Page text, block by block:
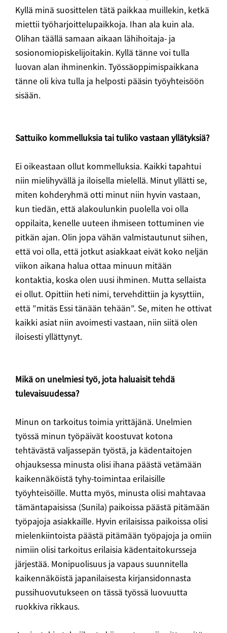
Kyllä minä suosittelen tätä paikkaa muillekin, ketkä
miettii työharjoittelupaikkoja. Ihan ala kuin ala.
Olihan täällä samaan aikaan lähihoitaja- ja
sosionomiopiskelijoitakin. Kyllä tänne voi tulla
luovan alan ihminenkin. Työssäoppimispaikkana
tänne oli kiva tulla ja helposti pääsin työyhteisöön
sisään.
Sattuiko kommelluksia tai tuliko vastaan yllätyksiä?
Ei oikeastaan ollut kommelluksia. Kaikki tapahtui
niin mielihyvällä ja iloisella mielellä. Minut yllätti se,
miten kohderyhmä otti minut niin hyvin vastaan,
kun tiedän, että alakoulunkin puolella voi olla
oppilaita, kenelle uuteen ihmiseen tottuminen vie
pitkän ajan. Olin jopa vähän valmistautunut siihen,
että voi olla, että jotkut asiakkaat eivät koko neljän
viikon aikana halua ottaa minuun mitään
kontaktia, koska olen uusi ihminen. Mutta sellaista
ei ollut. Opittiin heti nimi, tervehdittiin ja kysyttiin,
että ”mitäs Essi tänään tehään”. Se, miten he ottivat
kaikki asiat niin avoimesti vastaan, niin siitä olen
iloisesti yllättynyt.
Mikä on unelmiesi työ, jota haluaisit tehdä
tulevaisuudessa?
Minun on tarkoitus toimia yrittäjänä. Unelmien
työssä minun työpäivät koostuvat kotona
tehtävästä valjassepän työstä, ja kädentaitojen
ohjauksessa minusta olisi ihana päästä vetämään
kaikennäköistä tyhy-toimintaa erilaisille
työyhteisöille. Mutta myös, minusta olisi mahtavaa
tämäntapaisissa (Sunila) paikoissa päästä pitämään
työpajoja asiakkaille. Hyvin erilaisissa paikoissa olisi
mielenkiintoista päästä pitämään työpajoja ja omiin
nimiin olisi tarkoitus erilaisia kädentaitokursseja
järjestää. Monipuolisuus ja vapaus suunnitella
kaikennäköistä japanilaisesta kirjansidonnasta
pussihuovutukseen on tässä työssä luovuutta
ruokkiva rikkaus.